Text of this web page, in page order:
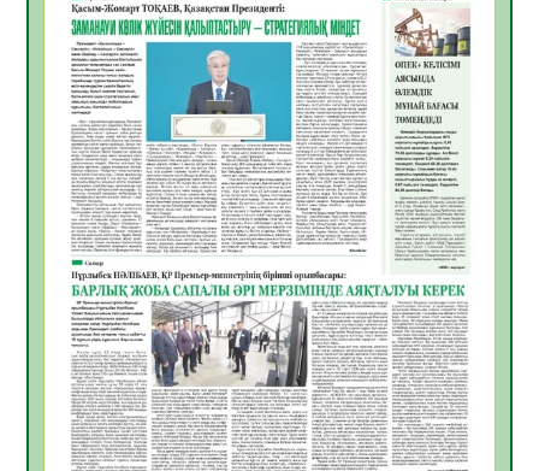
06.08.2026
36
Көкжөтел ауруы туралы
06.08.2026
33
АПВ вакцинасы туралы мәлімет
06.08.2026
33
Open Air: Қызылорда облысы полиция
департаменті 20 мыңнан астам
көрерменнің қауіпсіздігін қамтамасыз етті
06.08.2026
45
ҚЫЗЫЛОРДАДА «САНАЛЫ ҰРПАҚ –
ЖАРҚЫН БОЛАШАҚ» АТТЫ КЕҢЕЙТІЛГЕН
МӘЖІЛІС ӨТТІ
05.08.2026
45